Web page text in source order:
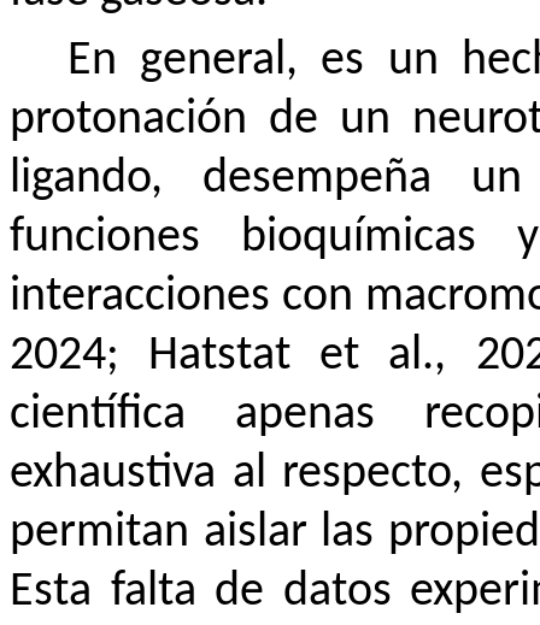
En general, es un
protonación de un
ligando, desempeña
funciones
interacciones con
2024; Hatstat et al.,
científica apenas
exhaustiva al respecto,
permitan aislar las
Esta falta de datos